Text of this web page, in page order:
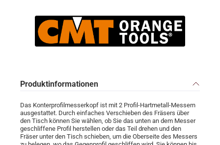
Produktinformationen
Das Konterprofilmesserkopf ist mit 2 Profil-Hartmetall-Messern
ausgestattet. Durch einfaches Verschieben des Fräsers über
den Tisch können Sie wählen, ob Sie das unten an dem Messer
geschliffene Profil herstellen oder das Teil drehen und den
Fräser unter den Tisch schieben, um die Oberseite des Messers